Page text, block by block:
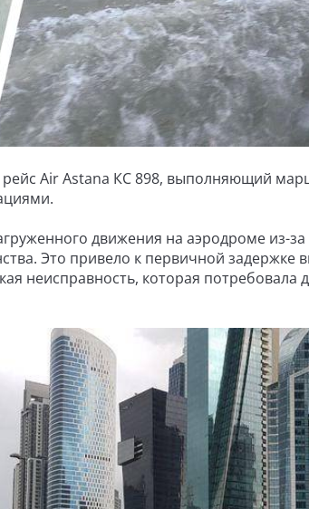
Air Astana КС 898, выполняющий
движения на аэродроме из-
Это привело к первичной задержке
неисправность, которая